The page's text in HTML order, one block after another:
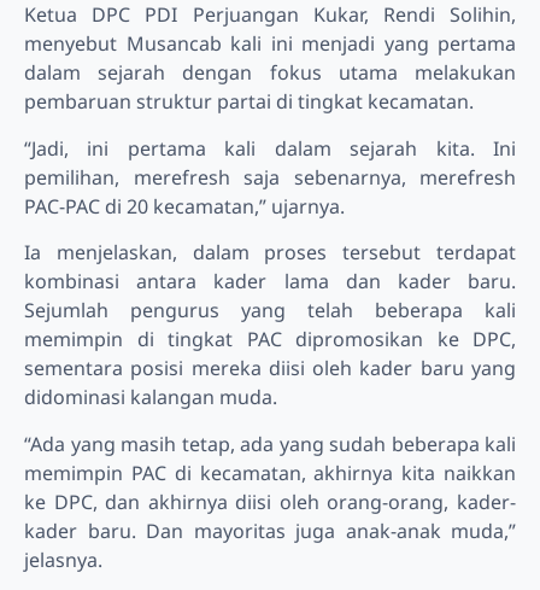
Ketua DPC PDI Perjuangan Kukar, Rendi Solihin,
menyebut Musancab kali ini menjadi yang pertama
dalam sejarah dengan fokus utama melakukan
pembaruan struktur partai di tingkat kecamatan.
“Jadi, ini pertama kali dalam sejarah kita. Ini
pemilihan, merefresh saja sebenarnya, merefresh
PAC-PAC di 20 kecamatan,” ujarnya.
Ia menjelaskan, dalam proses tersebut terdapat
kombinasi antara kader lama dan kader baru.
Sejumlah pengurus yang telah beberapa kali
memimpin di tingkat PAC dipromosikan ke DPC,
sementara posisi mereka diisi oleh kader baru yang
didominasi kalangan muda.
“Ada yang masih tetap, ada yang sudah beberapa kali
memimpin PAC di kecamatan, akhirnya kita naikkan
ke DPC, dan akhirnya diisi oleh orang-orang, kader-
kader baru. Dan mayoritas juga anak-anak muda,”
jelasnya.